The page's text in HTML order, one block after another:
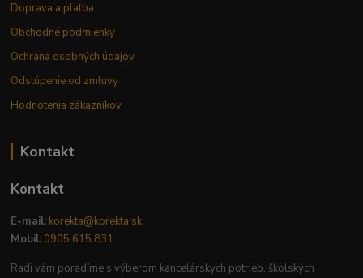
Doprava a platba
Obchodné podmienky
Ochrana osobných údajov
Odstúpenie od zmluvy
Hodnotenia zákazníkov
Kontakt
Kontakt
E-mail: korekta@korekta.sk
Mobil: 0905 615 831
Radi vám poradíme s výberom kancelárskych potrieb, školských